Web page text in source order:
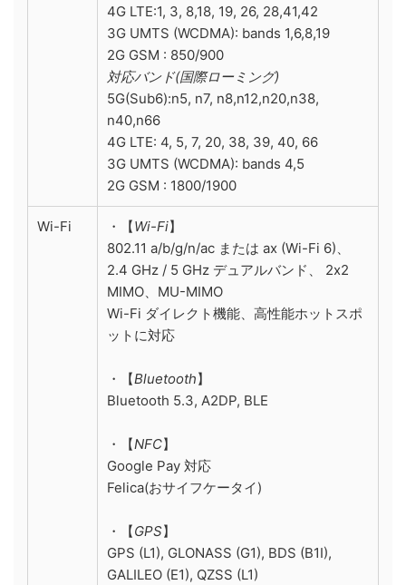
4G LTE:1, 3, 8,18, 19, 26, 28,41,42
3G UMTS (WCDMA): bands 1,6,8,19
2G GSM : 850/900
対応バンド(国際ローミング)
5G(Sub6):n5, n7, n8,n12,n20,n38,
n40,n66
4G LTE: 4, 5, 7, 20, 38, 39, 40, 66
3G UMTS (WCDMA): bands 4,5
2G GSM : 1800/1900
Wi-Fi ・【Wi-Fi】
802.11 a/b/g/n/ac または ax (Wi-Fi 6)、
2.4 GHz / 5 GHz デュアルバンド、 2x2
MIMO、MU-MIMO
Wi-Fi ダイレクト機能、高性能ホットスポ
ットに対応
・【Bluetooth】
Bluetooth 5.3, A2DP, BLE
・【NFC】
Google Pay 対応
Felica(おサイフケータイ)
・【GPS】
GPS (L1), GLONASS (G1), BDS (B1I),
GALILEO (E1), QZSS (L1)